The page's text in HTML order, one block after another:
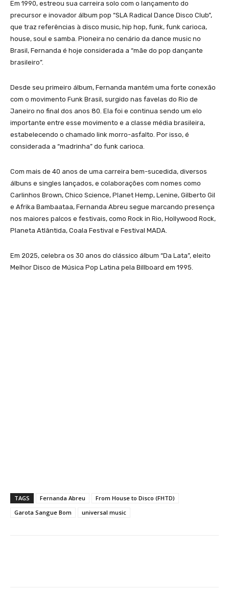
Em 1990, estreou sua carreira solo com o lançamento do
precursor e inovador álbum pop “SLA Radical Dance Disco Club”,
que traz referências à disco music, hip hop, funk, funk carioca,
house, soul e samba. Pioneira no cenário da dance music no
Brasil, Fernanda é hoje considerada a “mãe do pop dançante
brasileiro”.
Desde seu primeiro álbum, Fernanda mantém uma forte conexão
com o movimento Funk Brasil, surgido nas favelas do Rio de
Janeiro no final dos anos 80. Ela foi e continua sendo um elo
importante entre esse movimento e a classe média brasileira,
estabelecendo o chamado link morro-asfalto. Por isso, é
considerada a “madrinha” do funk carioca.
Com mais de 40 anos de uma carreira bem-sucedida, diversos
álbuns e singles lançados, e colaborações com nomes como
Carlinhos Brown, Chico Science, Planet Hemp, Lenine, Gilberto Gil
e Afrika Bambaataa, Fernanda Abreu segue marcando presença
nos maiores palcos e festivais, como Rock in Rio, Hollywood Rock,
Planeta Atlântida, Coala Festival e Festival MADA.
Em 2025, celebra os 30 anos do clássico álbum “Da Lata”, eleito
Melhor Disco de Música Pop Latina pela Billboard em 1995.
TAGS Fernanda Abreu
From House to Disco (FHTD)
Garota Sangue Bom
universal music